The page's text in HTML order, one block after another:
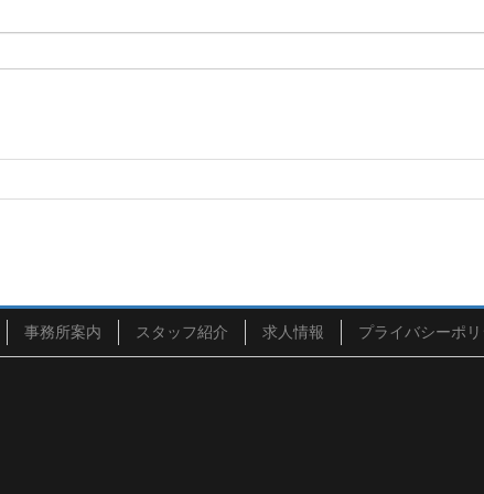
事務所案内 スタッフ紹介 求人情報 プライバシーポ